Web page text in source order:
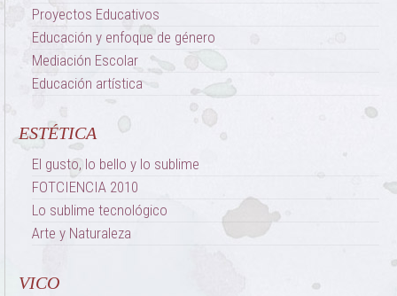
Proyectos Educativos
Educación y enfoque de género
Mediación Escolar
Educación artística
ESTÉTICA
El gusto, lo bello y lo sublime
FOTCIENCIA 2010
Lo sublime tecnológico
Arte y Naturaleza
VICO